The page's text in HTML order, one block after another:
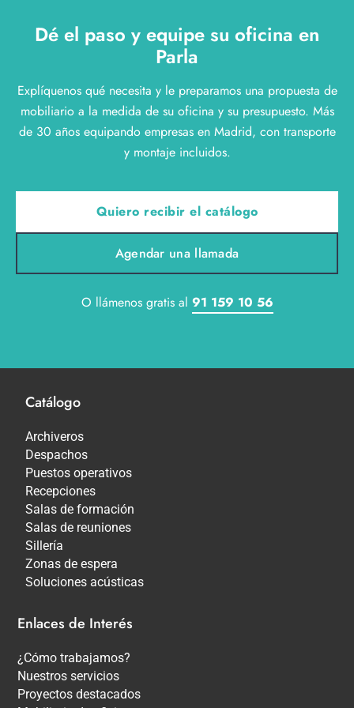
Dé el paso y equipe su oficina en
Parla
Explíquenos qué necesita y le preparamos una propuesta de
mobiliario a la medida de su oficina y su presupuesto. Más
de 30 años equipando empresas en Madrid, con transporte
y montaje incluidos.
Quiero recibir el catálogo
Agendar una llamada
O llámenos gratis al 91 159 10 56
Catálogo
Archiveros
Despachos
Puestos operativos
Recepciones
Salas de formación
Salas de reuniones
Sillería
Zonas de espera
Soluciones acústicas
Enlaces de Interés
¿Cómo trabajamos?
Nuestros servicios
Proyectos destacados